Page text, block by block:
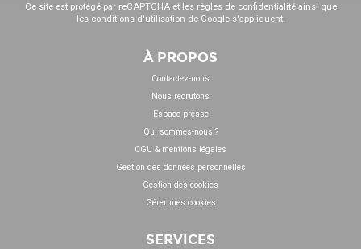
Ce site est protégé par reCAPTCHA et les règles de confidentialitéainsi que
les conditions d'utilisation de Google s'appliquent.
À PROPOS
Contactez-nous
Nous recrutons
Espace presse
Qui sommes-nous ?
CGU & mentions légales
Gestion des données personnelles
Gestion des cookies
Gérer mes cookies
SERVICES